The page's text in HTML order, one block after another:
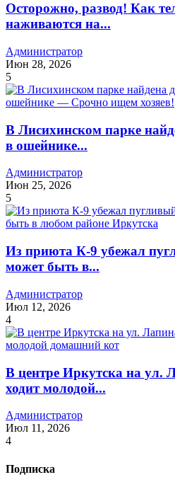
Осторожно, развод! Как
наживаются на...
Администратор
Июн 28, 2026
5
В Лисихинском парке
в ошейнике...
Администратор
Июн 25, 2026
5
Из приюта К-9 убежал
может быть в...
Администратор
Июл 12, 2026
4
В центре Иркутска на ул.
ходит молодой...
Администратор
Июл 11, 2026
4
Подписка